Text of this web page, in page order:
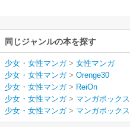
べての破滅フラグを
回避させていただき
ます～【分冊版】
同じジャンルの本を探す
少女・女性マンガ> 女性マンガ
少女・女性マンガ> Orenge30
少女・女性マンガ> ReiOn
少女・女性マンガ> マンガボックス
少女・女性マンガ> マンガボックス